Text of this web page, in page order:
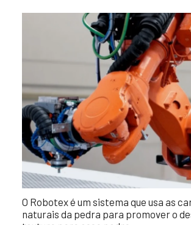
O Robotex é um sistema que usa as
naturais da pedra para promover o